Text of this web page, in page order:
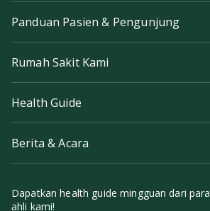
Panduan Pasien & Pengunjung
Rumah Sakit Kami
Health Guide
Berita & Acara
Dapatkan health guide mingguan dari para
ahli kami!